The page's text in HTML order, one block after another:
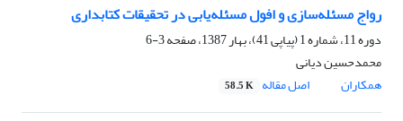
رواج مسئله‌سازی و افول مسئله‌یابی در تحقیقات کتابداری
دوره 11، شماره 1 (پیاپی 41)، بهار 1387، صفحه
3-6
محمدحسین دیانی
همکاران
اصل مقاله 58.5 K